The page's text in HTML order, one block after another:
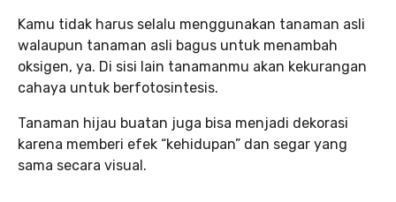
Kamu tidak harus selalu menggunakan tanaman asli
walaupun tanaman asli bagus untuk menambah
oksigen, ya. Di sisi lain tanamanmu akan kekurangan
cahaya untuk berfotosintesis.
Tanaman hijau buatan juga bisa menjadi dekorasi
karena memberi efek “kehidupan” dan segar yang
sama secara visual.